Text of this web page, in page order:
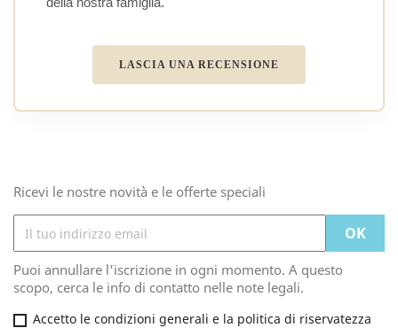
LASCIA UNA RECENSIONE
Ricevi le nostre novità e le offerte speciali
Puoi annullare l'iscrizione in ogni momento. A questo
scopo, cerca le info di contatto nelle note legali.
Accetto le condizioni generali e la politica di riservatezza